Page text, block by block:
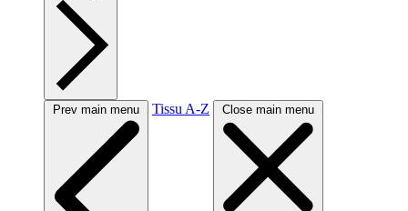
Prev main menu Tissu A-Z Close main menu